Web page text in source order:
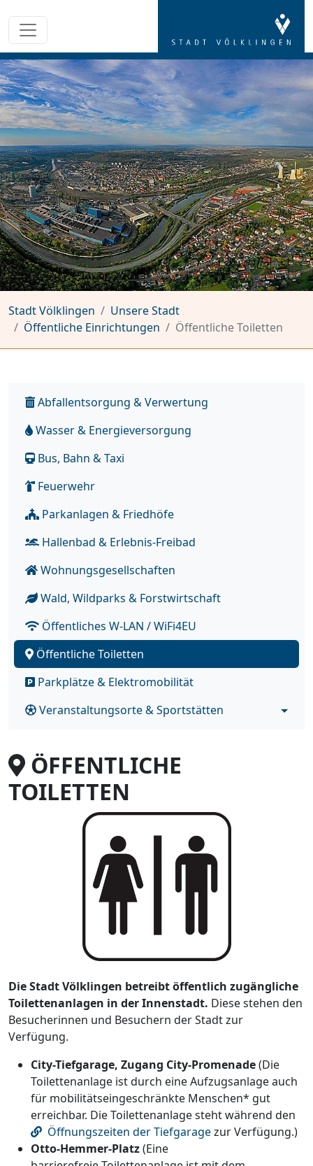
Stadt Völklingen
Unsere Stadt
Öffentliche Einrichtungen
Öffentliche Toiletten
Abfallentsorgung & Verwertung
Wasser & Energieversorgung
Bus, Bahn & Taxi
Feuerwehr
Parkanlagen & Friedhöfe
Hallenbad & Erlebnis-Freibad
Wohnungsgesellschaften
Wald, Wildparks & Forstwirtschaft
Öffentliches W-LAN / WiFi4EU
Öffentliche Toiletten
Parkplätze & Elektromobilität
Veranstaltungsorte & Sportstätten
ÖFFENTLICHE
TOILETTEN
Die Stadt Völklingen betreibt öffentlich zugängliche
Toilettenanlagen in der Innenstadt. Diese stehen den
Besucherinnen und Besuchern der Stadt zur
Verfügung.
City-Tiefgarage, Zugang City-Promenade(Die
Toilettenanlage ist durch eine Aufzugsanlage auch
für mobilitätseingeschränkte Menschen* gut
erreichbar. Die Toilettenanlage steht während den
Öffnungszeiten der Tiefgaragezur Verfügung.)
Otto-Hemmer-Platz(Eine